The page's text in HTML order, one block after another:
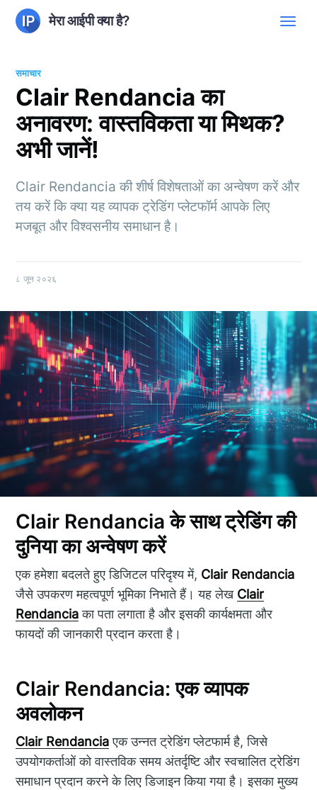
मेरा आईपी क्या है?
समाचार
Clair Rendancia का
अनावरण: वास्तविकता या मिथक?
अभी जानें!
Clair Rendancia की शीर्ष विशेषताओं का अन्वेषण करें और
तय करें कि क्या यह व्यापक ट्रेडिंग प्लेटफॉर्म आपके लिए
मजबूत और विश्वसनीय समाधान है।
८ जून २०२६
Clair Rendancia के साथ ट्रेडिंग की
दुनिया का अन्वेषण करें
एक हमेशा बदलते हुए डिजिटल परिदृश्य में, Clair Rendancia
जैसे उपकरण महत्वपूर्ण भूमिका निभाते हैं। यह लेख Clair
Rendanciaका पता लगाता है और इसकी कार्यक्षमता और
फायदों की जानकारी प्रदान करता है।
Clair Rendancia: एक व्यापक
अवलोकन
Clair Rendanciaएक उन्नत ट्रेडिंग प्लेटफार्म है, जिसे
उपयोगकर्ताओं को वास्तविक समय अंतर्दृष्टि और स्वचालित ट्रेडिंग
समाधान प्रदान करने के लिए डिजाइन किया गया है। इसका मुख्य